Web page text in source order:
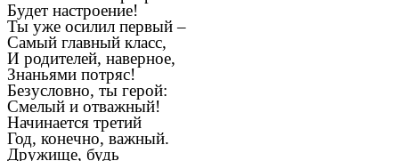
Будет настроение!
Ты уже осилил первый –
Самый главный класс,
И родителей, наверное,
Знаньями потряс!
Безусловно, ты герой:
Смелый и отважный!
Начинается третий
Год, конечно, важный.
Дружище, будь